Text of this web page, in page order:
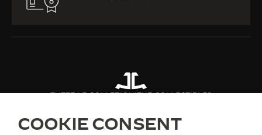
TUTTE LE COLLEZIONITHE COLLECTIBLES
COOKIE CONSENT